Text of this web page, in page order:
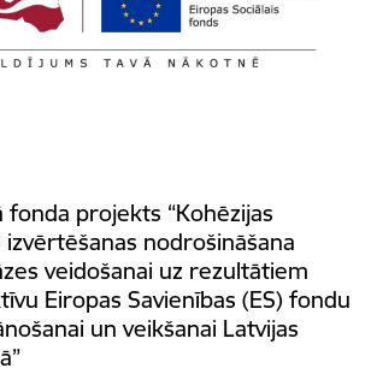
fonda projekts “Kohēzijas
nodrošināšana
veidošanai uz rezultātiem
Eiropas Savienības (ES) fondu
un veikšanai Latvijas